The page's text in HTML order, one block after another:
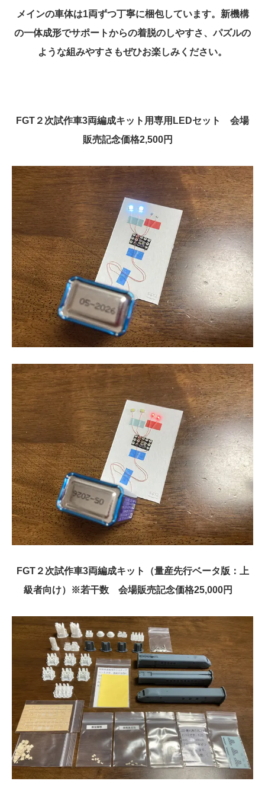
メインの車体は1両ずつ丁寧に梱包しています。新機構
の一体成形でサポートからの着脱のしやすさ、パズルの
ような組みやすさもぜひお楽しみください。
FGT２次試作車3両編成キット用専用LEDセット 会場
販売記念価格2,500円
FGT２次試作車3両編成キット（量産先行ベータ版：上
級者向け）※若干数 会場販売記念価格25,000円